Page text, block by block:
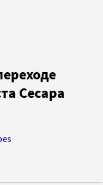
Сесара